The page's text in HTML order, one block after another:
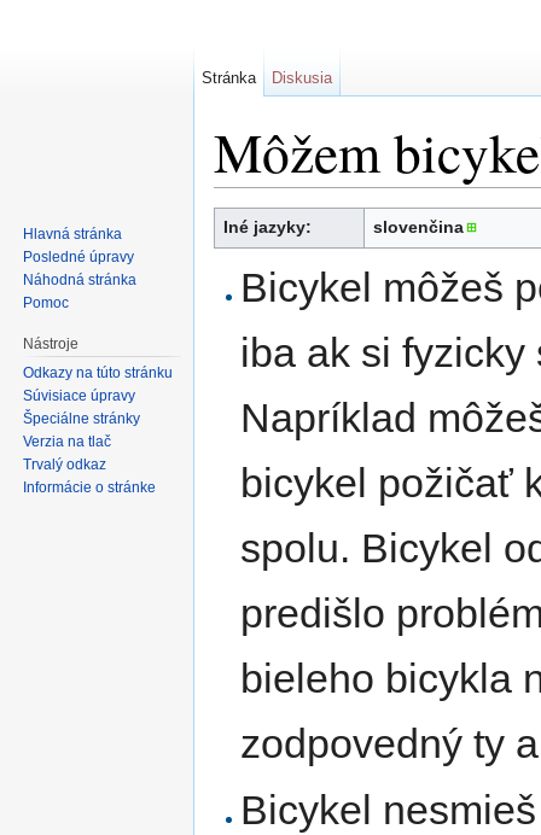
Môžem
Iné jazyky:
slovenčina
Bicykel môžeš
iba ak si
Napríklad
bicykel požičať
spolu. Bicykel
predišlo
bieleho bicykla
zodpovedný ty
Bicykel
Stránka Diskusia
Hlavná stránka
Posledné úpravy
Náhodná stránka
Pomoc
Nástroje
Odkazy na túto stránku
Súvisiace úpravy
Špeciálne stránky
Verzia na tlač
Trvalý odkaz
Informácie o stránke